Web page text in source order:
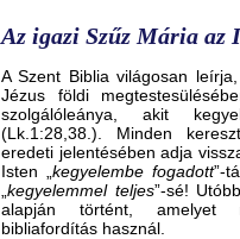
Az igazi Szűz Mária az
A Szent Biblia világosan
Jézus földi
szolgálóleánya, akit
(Lk.1:28,38.). Minden
eredeti jelentésében adja
Isten „ kegyelembe fogadott”-
kegyelemmel teljes”-sé!
alapján történt, amelyet
bibliafordítás használ.